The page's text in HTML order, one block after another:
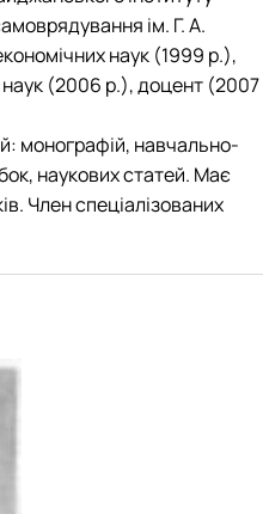
ім. Г. А.
наук (1999 р.),
наук (2006 р.), доцент (2007
монографій, навчально-
наукових статей. Має
Член спеціалізованих